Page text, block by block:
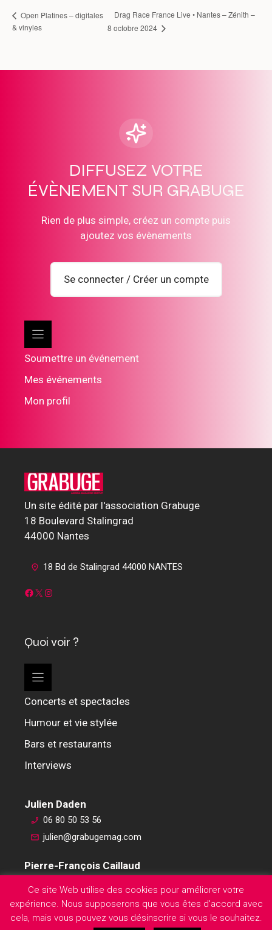
Open Platines – digitales
& vinyles
Drag Race France Live • Nantes – Zénith –
8 octobre 2024
DIFFUSEZ VOTRE
ÉVÈNEMENT SUR GRABUGE
Rien de plus simple, créez un compte puis
ajoutez vos évènements
Se connecter / Créer un compte
Soumettre un événement
Mes événements
Mon profil
Un site édité par l'association Grabuge
18 Boulevard Stalingrad
44000 Nantes
18 Bd de Stalingrad 44000 NANTES
Facebook
X Instagram
Quoi voir ?
Concerts et spectacles
Humour et vie stylée
Bars et restaurants
Interviews
Julien Daden
06 80 50 53 56
julien@grabugemag.com
Pierre-François Caillaud
pierre-francois@grabugemag.com
Mentions légales
Ce site Web utilise des cookies pour améliorer votre
expérience. Nous supposerons que vous êtes d'accord avec
cela, mais vous pouvez vous désinscrire si vous le souhaitez.